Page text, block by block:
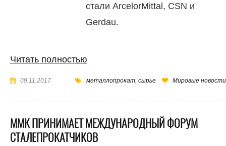
стали ArcelorMittal, CSN и
Gerdau.
Читать полностью
09.11.2017 Мировые новости
металлопрокат, сырье
ММК ПРИНИМАЕТ МЕЖДУНАРОДНЫЙ ФОРУМ
СТАЛЕПРОКАТЧИКОВ